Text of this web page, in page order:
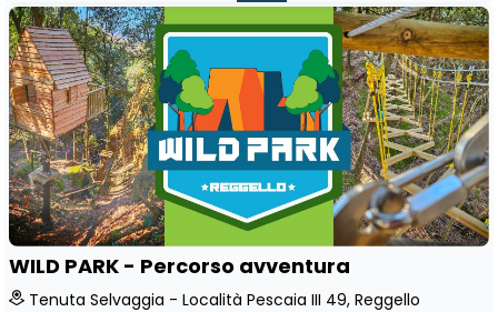
WILD PARK - Percorso avventura
Tenuta Selvaggia - Località Pescaia III 49, Reggello